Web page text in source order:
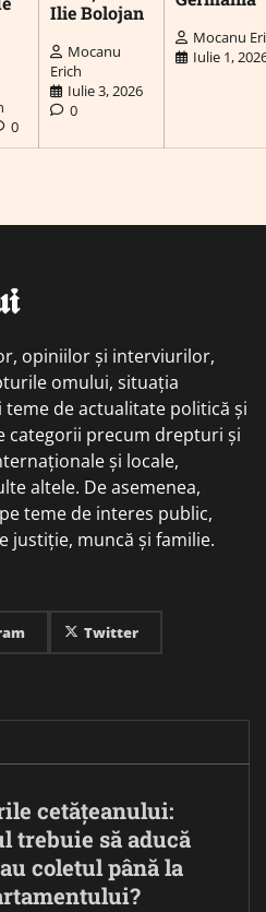
0
Ilie Bolojan
Mocanu
Erich
Iulie 3, 2026
0
Mocanu
Iulie 1,
opiniilor și interviurilor,
omului, situația
de actualitate politică și
categorii precum drepturi și
și locale,
altele. De asemenea,
teme de interes public,
justiție, muncă și familie.
Twitter
cetățeanului:
trebuie să aducă
coletul până la